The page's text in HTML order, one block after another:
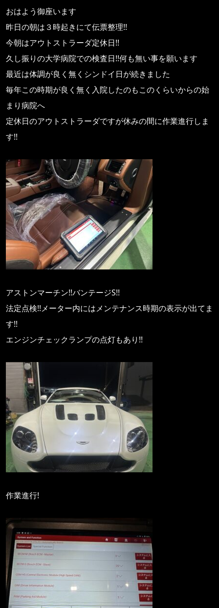
おはよう御座います
昨日の朝は３時起きにて伝票整理!!
今朝はアウトストラーダ定休日!!
久し振りの大学病院での検査日!!何も無い事を願います
最近は体調が良く無くシンドイ日が続きました
毎年この時期が良く無く入院したのもこのくらいからの始
まり病院へ
定休日のアウトストラーダですが休みの間に作業進行しま
す!!
アストンマーチン!!バンテージS!!
法定点検!!メーター内にはメンテナンス時期の表示が出てま
す!!
エンジンチェックランプの点灯もあり!!
作業進行!